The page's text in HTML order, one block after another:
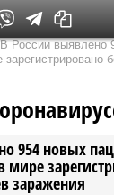
Федеральный
В России выявлено
954 новых
мире
заражения